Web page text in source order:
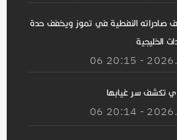
صادراته النفطية في تموز ويخفف حدة
الخليجية
تكشف سر غيابها